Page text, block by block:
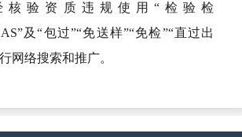
核验资质违规使用“检验检
及“包过”“免送样”“免检”“直过出
网络搜索和推广。